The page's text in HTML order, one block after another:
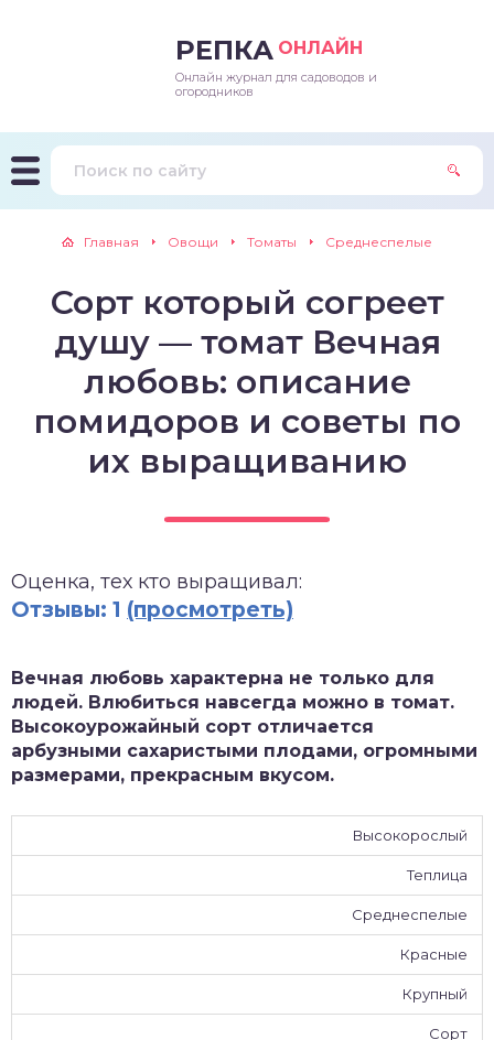
РЕПКА ОНЛАЙН
Онлайн журнал для садоводов и
огородников
Главная Овощи Томаты Среднеспелые
Сорт который согреет
душу — томат Вечная
любовь: описание
помидоров и советы по
их выращиванию
Оценка, тех кто выращивал:
Отзывы: 1 (просмотреть)
Вечная любовь характерна не только для
людей. Влюбиться навсегда можно в томат.
Высокоурожайный сорт отличается
арбузными сахаристыми плодами, огромными
размерами, прекрасным вкусом.
Высокорослый
Теплица
Среднеспелые
Красные
Крупный
Сорт
и подкормки